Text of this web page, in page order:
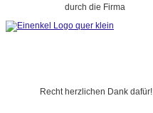
durch die Firma
Recht herzlichen Dank dafür!